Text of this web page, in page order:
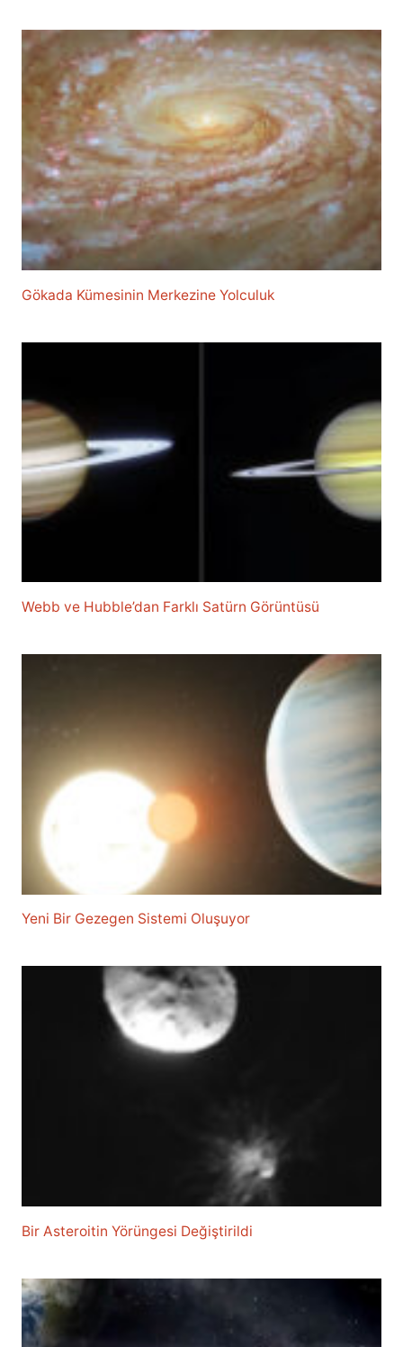
Gökada Kümesinin Merkezine Yolculuk
Webb ve Hubble’dan Farklı Satürn Görüntüsü
Yeni Bir Gezegen Sistemi Oluşuyor
Bir Asteroitin Yörüngesi Değiştirildi